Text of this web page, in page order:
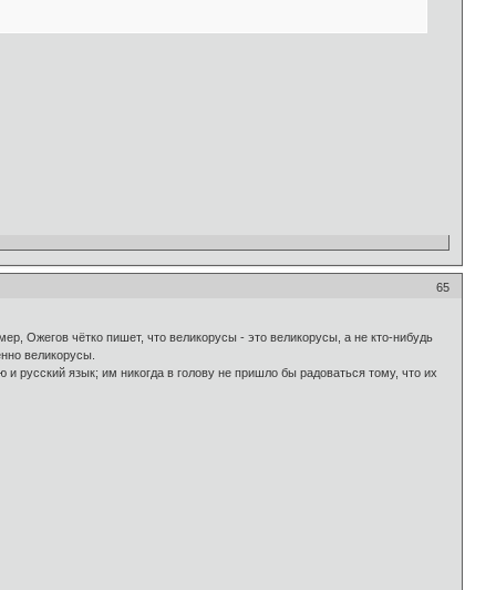
65
Ожегов чётко пишет, что великорусы - это великорусы, а не кто-нибудь
великорусы.
русский язык; им никогда в голову не пришло бы радоваться тому, что их